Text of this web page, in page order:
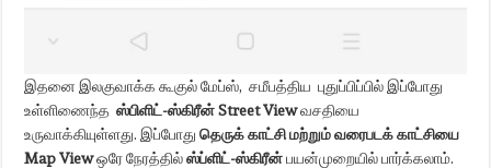
இதனை இலகுவாக்க கூகுல் மேப்ஸ், சமீபத்திய புதுப்பிப்பில் இப்போது
உள்ளிணைந்த ஸ்பிளிட்-ஸ்கிரீன் Street Viewவசதியை
உருவாக்கியுள்ளது. இப்போதுதெருக் காட்சி மற்றும் வரைபடக் காட்சியை
Map Viewஒரே நேரத்தில்ஸ்ப்ளிட்-ஸ்கிரீன்பயன்முறையில் பார்க்கலாம்.